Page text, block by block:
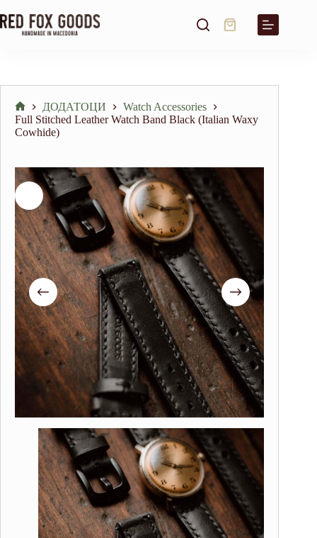
to
content
Shopping
Home
ДОДАТОЦИ
Watch Accessories
Full Stitched Leather Watch Band Black (Italian Waxy
Cowhide)